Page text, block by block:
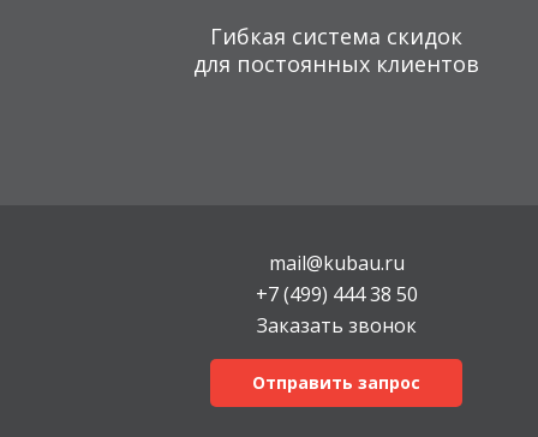
Гибкая система скидок
для постоянных клиентов
mail@kubau.ru
+7 (499) 444 38 50
Заказать звонок
Отправить запрос